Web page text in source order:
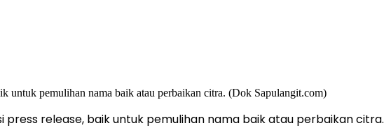
press release, baik untuk pemulihan nama baik atau perbaikan citra.